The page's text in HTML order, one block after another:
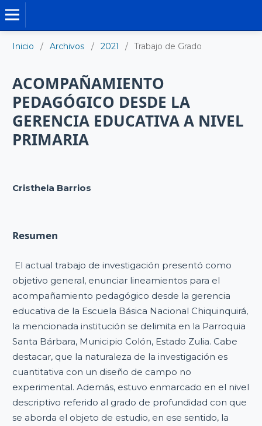
Inicio / Archivos / 2021 / Trabajo de Grado
ACOMPAÑAMIENTO
PEDAGÓGICO DESDE LA
GERENCIA EDUCATIVA A NIVEL
PRIMARIA
Cristhela Barrios
Resumen
El actual trabajo de investigación presentó como
objetivo general, enunciar lineamientos para el
acompañamiento pedagógico desde la gerencia
educativa de la Escuela Básica Nacional Chiquinquirá,
la mencionada institución se delimita en la Parroquia
Santa Bárbara, Municipio Colón, Estado Zulia. Cabe
destacar, que la naturaleza de la investigación es
cuantitativa con un diseño de campo no
experimental. Además, estuvo enmarcado en el nivel
descriptivo referido al grado de profundidad con que
se aborda el objeto de estudio, en ese sentido, la